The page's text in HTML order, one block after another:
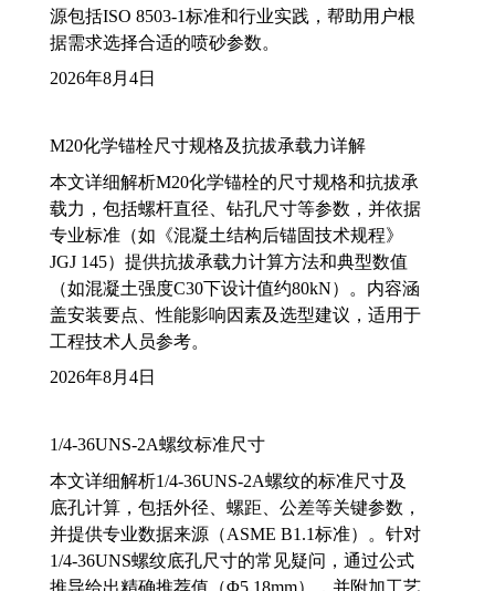
源包括ISO 8503-1标准和行业实践，帮助用户根
据需求选择合适的喷砂参数。
2026年8月4日
M20化学锚栓尺寸规格及抗拔承载力详解
本文详细解析M20化学锚栓的尺寸规格和抗拔承
载力，包括螺杆直径、钻孔尺寸等参数，并依据
专业标准（如《混凝土结构后锚固技术规程》
JGJ 145）提供抗拔承载力计算方法和典型数值
（如混凝土强度C30下设计值约80kN）。内容涵
盖安装要点、性能影响因素及选型建议，适用于
工程技术人员参考。
2026年8月4日
1/4-36UNS-2A螺纹标准尺寸
本文详细解析1/4-36UNS-2A螺纹的标准尺寸及
底孔计算，包括外径、螺距、公差等关键参数，
并提供专业数据来源（ASME B1.1标准）。针对
1/4-36UNS螺纹底孔尺寸的常见疑问，通过公式
推导给出精确推荐值（Φ5.18mm），并附加工艺